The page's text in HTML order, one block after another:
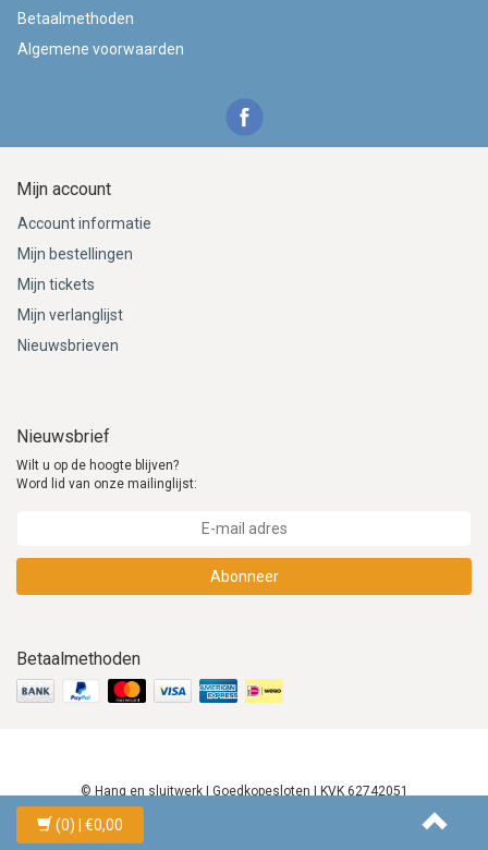
Betaalmethoden
Algemene voorwaarden
Mijn account
Account informatie
Mijn bestellingen
Mijn tickets
Mijn verlanglijst
Nieuwsbrieven
Nieuwsbrief
Wilt u op de hoogte blijven?
Word lid van onze mailinglijst:
Abonneer
Betaalmethoden
© Hang en sluitwerk | Goedkopesloten | KVK 62742051
(0) | €0,00